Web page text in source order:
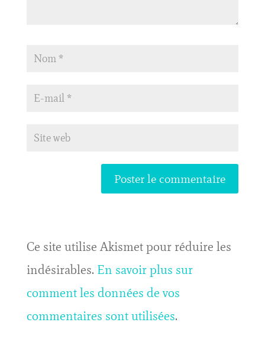
Ce site utilise Akismet pour réduire les
indésirables. En savoir plus sur
comment les données de vos
commentaires sont utilisées.